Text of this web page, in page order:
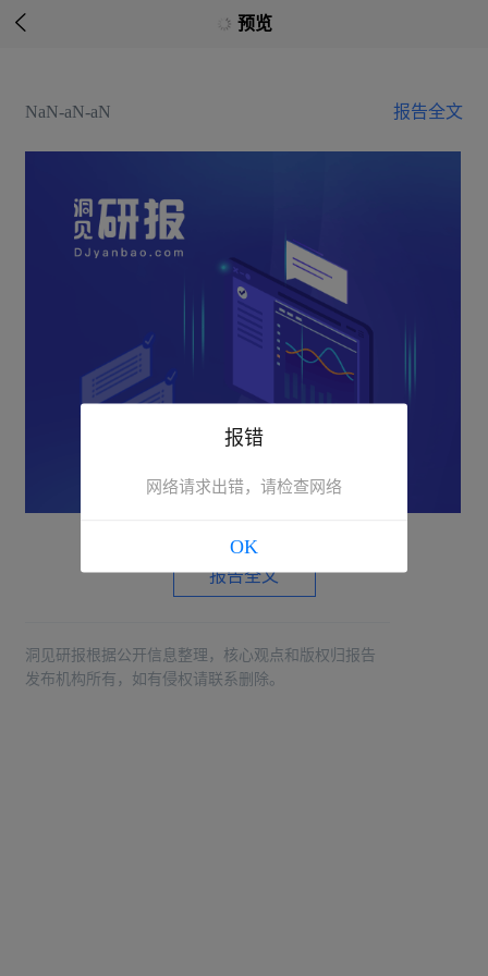
 预览
NaN-aN-aN 报告全文
报告全文
洞见研报根据公开信息整理，核心观点和版权归报告
发布机构所有，如有侵权请联系删除。
报错
网络请求出错，请检查网络
OK